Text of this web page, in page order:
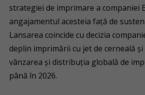
strategiei de imprimare a companiei
angajamentul acesteia față de
Lansarea coincide cu decizia
deplin imprimării cu jet de cerneală și
vânzarea și distribuția globală de
până în 2026.